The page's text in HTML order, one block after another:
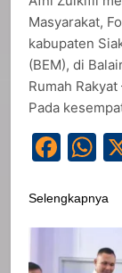
Masyarakat,
kabupaten
(BEM), di
Rumah
Pada
Selengkapnya